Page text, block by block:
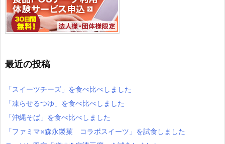
最近の投稿
「スイーツチーズ」を食べ比べしました
「凍らせるつゆ」を食べ比べしました
「沖縄そば」を食べ比べしました
「ファミマ×森永製菓 コラボスイーツ」を試食しました